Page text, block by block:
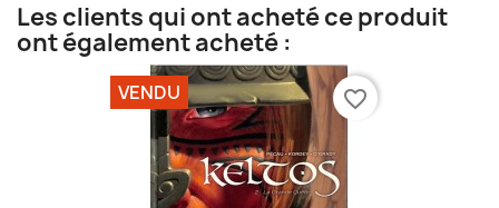
Les clients qui ont acheté ce produit
ont également acheté :
VENDU favorite_border